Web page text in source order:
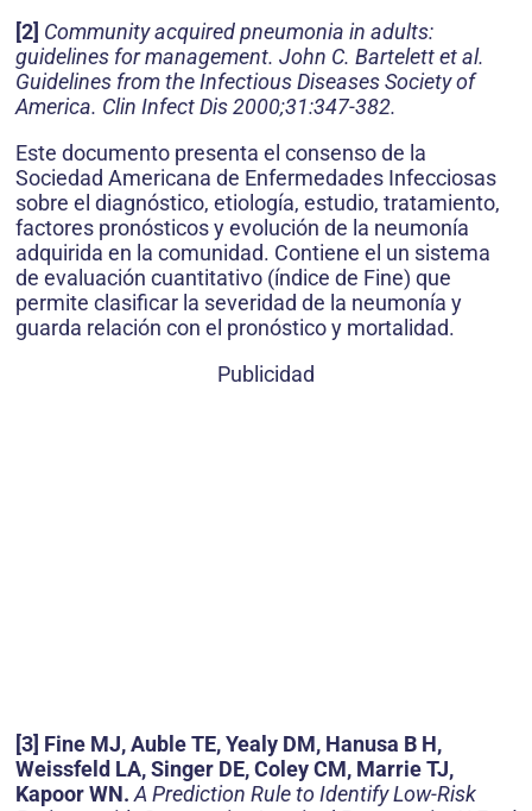
[2] Community acquired pneumonia in adults:
guidelines for management. John C. Bartelett et al.
Guidelines from the Infectious Diseases Society of
America. Clin Infect Dis 2000;31:347-382.
Este documento presenta el consenso de la
Sociedad Americana de Enfermedades Infecciosas
sobre el diagnóstico, etiología, estudio, tratamiento,
factores pronósticos y evolución de la neumonía
adquirida en la comunidad. Contiene el un sistema
de evaluación cuantitativo (índice de Fine) que
permite clasificar la severidad de la neumonía y
guarda relación con el pronóstico y mortalidad.
Publicidad
[3] Fine MJ, Auble TE, Yealy DM, Hanusa B H,
Weissfeld LA, Singer DE, Coley CM, Marrie TJ,
Kapoor WN.A Prediction Rule to Identify Low-Risk